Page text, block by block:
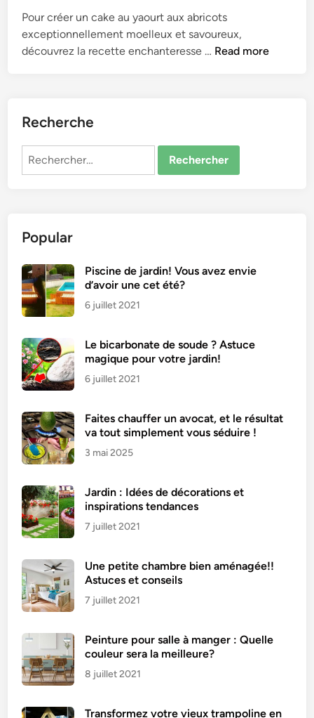
e
d
i
Pour créer un cake au yaourt aux abricots
exceptionnelle­ment moelleux e­t savoureux,
découvrez la rece­tte enchantere­sse … R
d
a
o
u
u
x
r
s
Read more
Recherche
Rechercher :
Popular
Piscine de jardin! Vous avez envie
d’avoir une cet été?
6 juillet 2021
Le bicarbonate de soude ? Astuce
magique pour votre jardin!
6 juillet 2021
Faites chauffer un avocat, et le résultat
va tout simplement vous séduire !
3 mai 2025
Jardin : Idées de décorations et
inspirations tendances
7 juillet 2021
Une petite chambre bien aménagée!!
Astuces et conseils
7 juillet 2021
Peinture pour salle à manger : Quelle
couleur sera la meilleure?
8 juillet 2021
Transformez votre vieux trampoline en